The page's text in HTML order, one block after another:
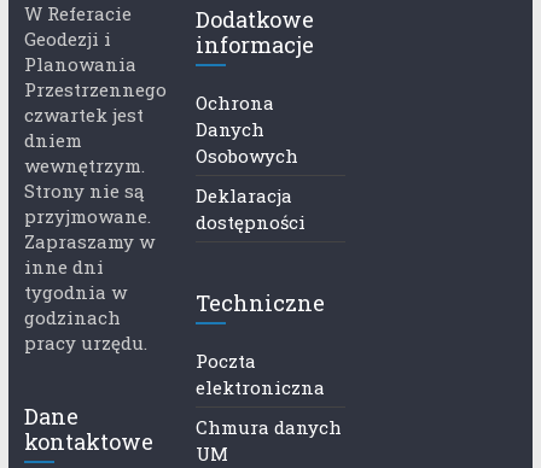
W Referacie
Geodezji i
Planowania
Przestrzennego
czwartek jest
dniem
wewnętrzym.
Strony nie są
przyjmowane.
Zapraszamy w
inne dni
tygodnia w
godzinach
pracy urzędu.
Dane
kontaktowe
Dodatkowe
informacje
Ochrona
Danych
Osobowych
Deklaracja
dostępności
Techniczne
Poczta
elektroniczna
Chmura danych
UM